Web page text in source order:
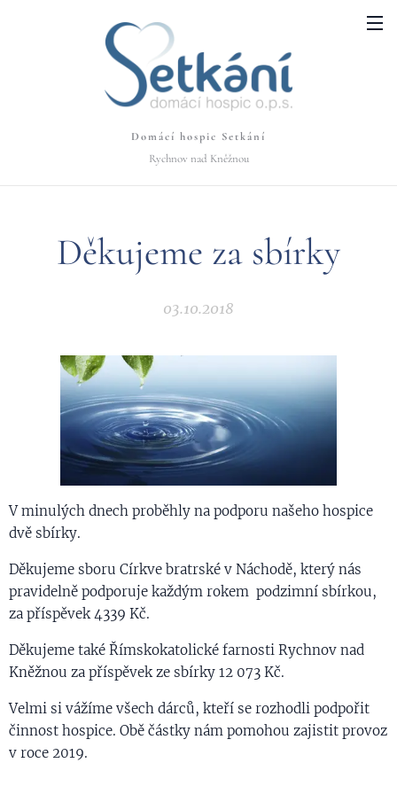
Domácí hospic Setkání
Rychnov nad Kněžnou
Děkujeme za sbírky
03.10.2018
V minulých dnech proběhly na podporu našeho hospice
dvě sbírky.
Děkujeme sboru Církve bratrské v Náchodě, který nás
pravidelně podporuje každým rokem podzimní sbírkou,
za příspěvek 4339 Kč.
Děkujeme také Římskokatolické farnosti Rychnov nad
Kněžnou za příspěvek ze sbírky 12 073 Kč.
Velmi si vážíme všech dárců, kteří se rozhodli podpořit
činnost hospice. Obě částky nám pomohou zajistit provoz
v roce 2019.